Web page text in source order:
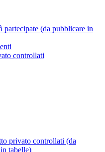
partecipate (da pubblicare in
controllati
privato controllati (da
tabelle)